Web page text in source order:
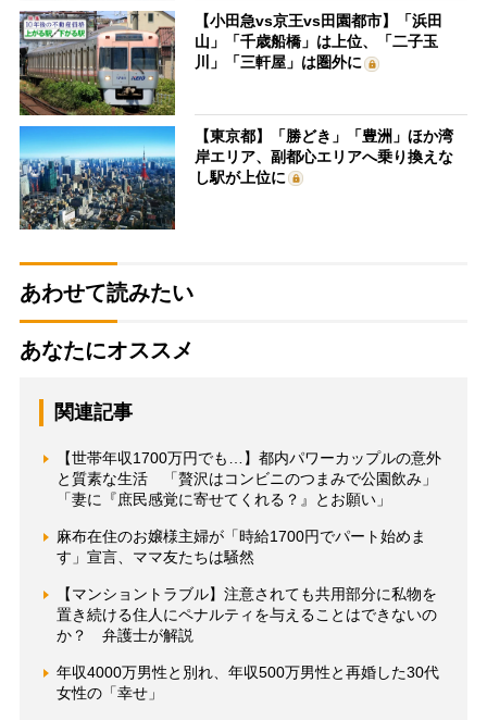
【小田急vs京王vs田園都市】「浜田
山」「千歳船橋」は上位、「二子玉
川」「三軒屋」は圏外に
【東京都】「勝どき」「豊洲」ほか湾
岸エリア、副都心エリアへ乗り換えな
し駅が上位に
あわせて読みたい
あなたにオススメ
関連記事
【世帯年収1700万円でも…】都内パワーカップルの意外
と質素な生活 「贅沢はコンビニのつまみで公園飲み」
「妻に『庶民感覚に寄せてくれる？』とお願い」
麻布在住のお嬢様主婦が「時給1700円でパート始めま
す」宣言、ママ友たちは騒然
【マンショントラブル】注意されても共用部分に私物を
置き続ける住人にペナルティを与えることはできないの
か？ 弁護士が解説
年収4000万男性と別れ、年収500万男性と再婚した30代
女性の「幸せ」